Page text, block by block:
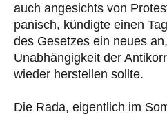
auch angesichts von
panisch, kündigte einen
des Gesetzes ein neues
Unabhängigkeit der
wieder herstellen sollte.
Die Rada, eigentlich im